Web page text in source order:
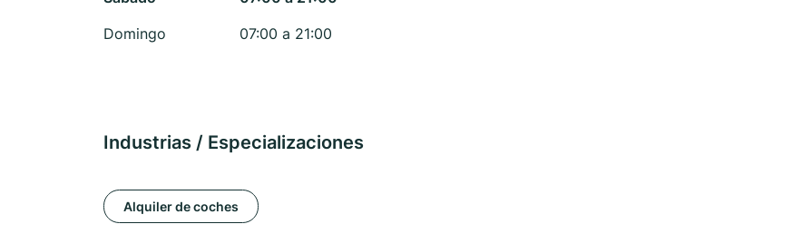
Domingo
07:00 a 21:00
Industrias / Especializaciones
Alquiler de coches